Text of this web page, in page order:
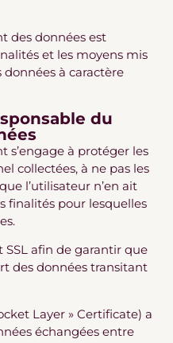
des données est
et les moyens mis
à caractère
du
s’engage à protéger les
collectées, à ne pas les
l’utilisateur n’en ait
finalités pour lesquelles
SSL afin de garantir que
des données transitant
Layer » Certificate) a
échangées entre